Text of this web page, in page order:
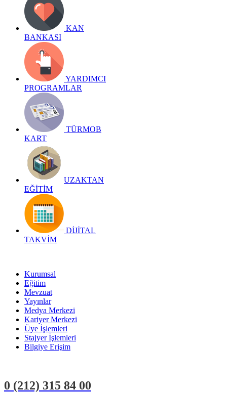
KAN
BANKASI
YARDIMCI
PROGRAMLAR
TÜRMOB
KART
UZAKTAN
EĞİTİM
DİJİTAL
TAKVİM
Kurumsal
Eğitim
Mevzuat
Yayınlar
Medya Merkezi
Kariyer Merkezi
Üye İşlemleri
Stajyer İşlemleri
Bilgiye Erişim
0 (212) 315 84 00